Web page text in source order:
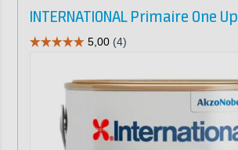
INTERNATIONAL Primaire One Up